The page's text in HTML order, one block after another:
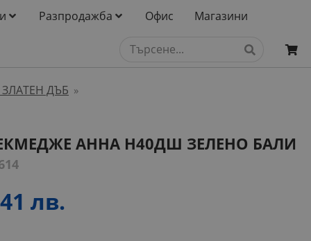
Разпродажба Офис Магазини
ДЪБ »
АННА H40ДШ ЗЕЛЕНО БАЛИ
лв.